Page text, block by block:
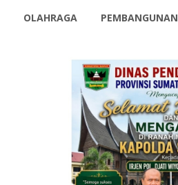
OLAHRAGA PEMBANGUNAN